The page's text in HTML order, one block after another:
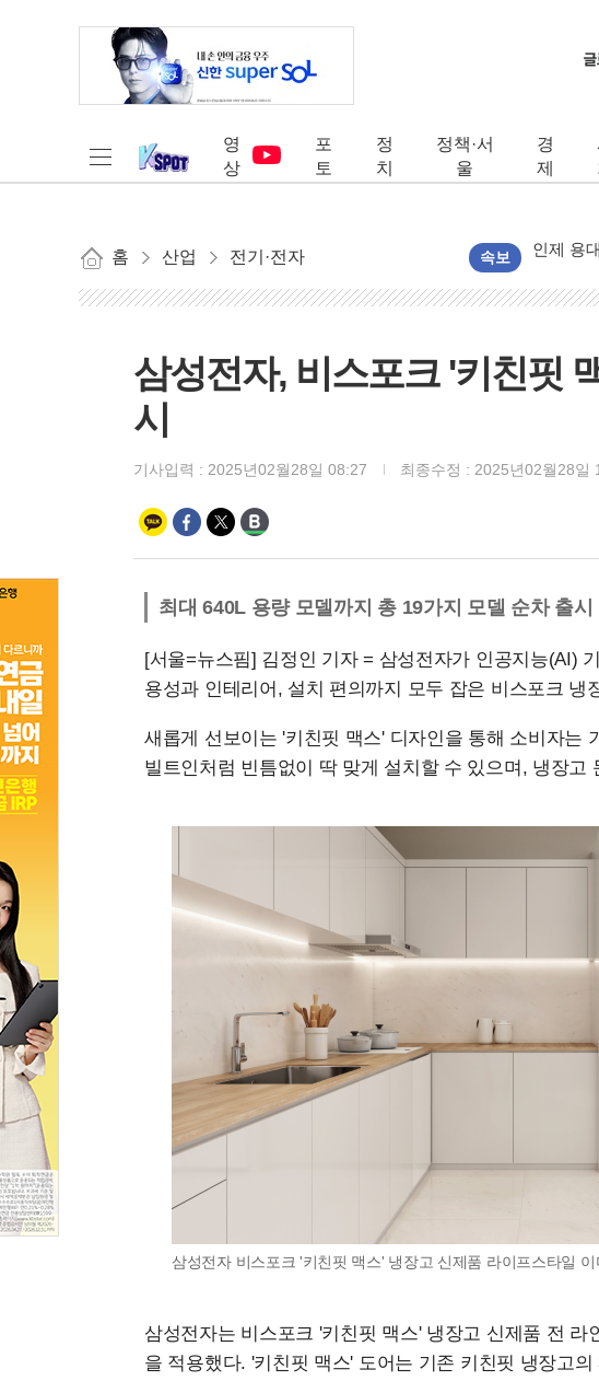
영
상
포
토
정
치
정책·서
울
경
제
홈 산업 전기·전자 속보
李대통
연일 폭
동해시,
강원 중
폭염에
李대통
충북 주
민주당,
뉴욕증
트럼프,
유럽증
삼성전자, 비스포크 '키친핏
시
기사입력 : 2025년02월28일 08:27 최종수정 : 2025년02월28일
최대 640L 용량 모델까지 총 19가지 모델 순차 출시
[서울=뉴스핌] 김정인 기자 = 삼성전자가 인공지능(AI)
용성과 인테리어, 설치 편의까지 모두 잡은 비스포크 냉
새롭게 선보이는 '키친핏 맥스' 디자인을 통해 소비자는
빌트인처럼 빈틈없이 딱 맞게 설치할 수 있으며, 냉장고
삼성전자 비스포크 '키친핏 맥스' 냉장고 신제품 라이프스타일
삼성전자는 비스포크 '키친핏 맥스' 냉장고 신제품 전
을 적용했다. '키친핏 맥스' 도어는 기존 키친핏 냉장고